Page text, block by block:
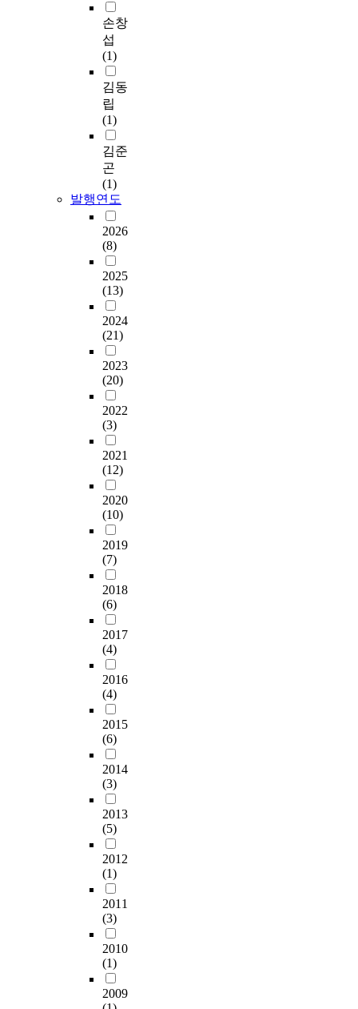
손창
섭
(1)
김동
립
(1)
김준
곤
(1)
발행연도
2026
(8)
2025
(13)
2024
(21)
2023
(20)
2022
(3)
2021
(12)
2020
(10)
2019
(7)
2018
(6)
2017
(4)
2016
(4)
2015
(6)
2014
(3)
2013
(5)
2012
(1)
2011
(3)
2010
(1)
2009